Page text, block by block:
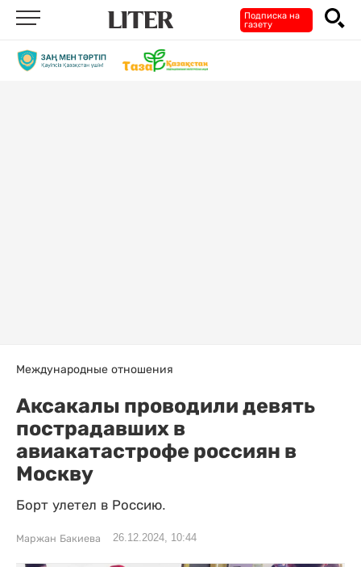
Подписка на
газету
Международные отношения
Аксакалы проводили девять
пострадавших в
авиакатастрофе россиян в
Москву
Борт улетел в Россию.
Маржан Бакиева 26.12.2024, 10:44